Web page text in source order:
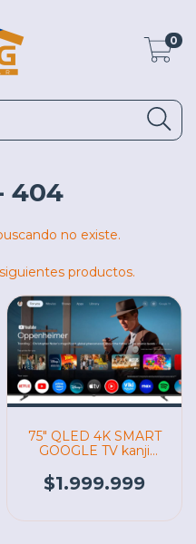
0
404
no existe.
productos.
75" QLED 4K SMART
GOOGLE TV kanji
$1.999.999